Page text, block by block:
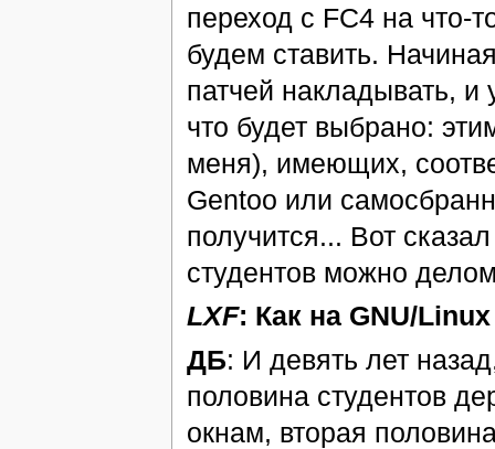
переход с FC4 на что-
будем ставить.
патчей накладывать,
что будет выбрано:
меня), имеющих,
Gentoo или
получится... Вот
студентов можно
LXF: Как на GNU/
ДБ: И девять лет
половина студентов
окнам, вторая